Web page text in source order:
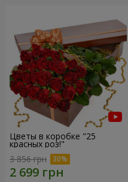
Цветы в коробке "25
красных роз!"
3 856 грн